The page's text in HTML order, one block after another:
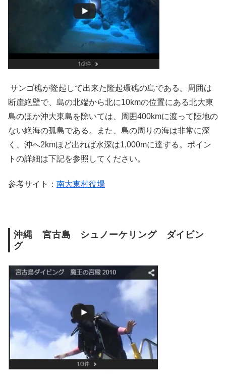
サンゴ礁が隆起して出来た隆起環礁の島である。周囲は
断崖絶壁で、島の北端から北に10kmの位置にある北大東
島のほか沖大東島を除いては、周囲400kmに渡って陸地の
ない絶海の孤島である。また、島の周りの海は非常に深
く、沖へ2kmほど出れば水深は1,000mに達する。ポイン
トの詳細は下記を参照してください。
参考サイト： 南大東村役場
沖縄 宮古島 シュノーケリング ダイビン
グ